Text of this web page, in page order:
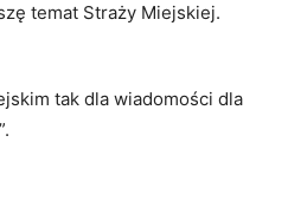
temat Straży Miejskiej.
tak dla wiadomości dla